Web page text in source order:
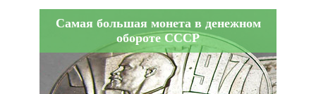
Самая большая монета в денежном
обороте СССР